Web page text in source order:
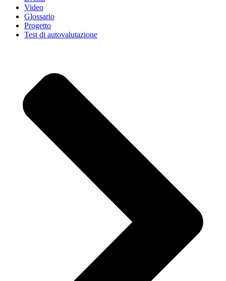
Video
Glossario
Progetto
Test di autovalutazione